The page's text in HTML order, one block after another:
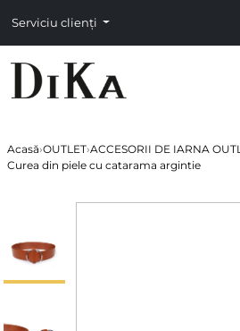
Serviciu clienți
Acasă›OUTLET›ACCESORII DE IARNA
Curea din piele cu catarama argintie